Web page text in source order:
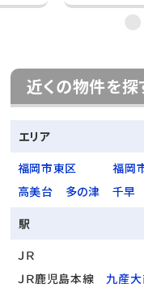
近くの物件を探
エリア
福岡市東区
福岡
高美台
多の津 千早
駅
ＪＲ
ＪＲ鹿児島本線
九産